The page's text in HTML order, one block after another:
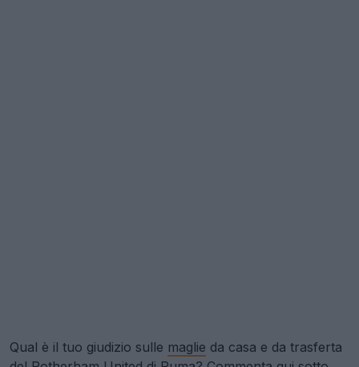
Qual è il tuo giudizio sulle maglie da casa e da trasferta